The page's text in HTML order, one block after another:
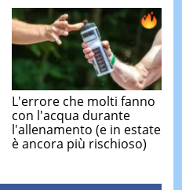
L'errore che molti fanno
con l'acqua durante
l'allenamento (e in estate
è ancora più rischioso)